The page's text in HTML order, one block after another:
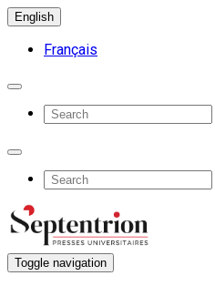
English
Français
Toggle navigation